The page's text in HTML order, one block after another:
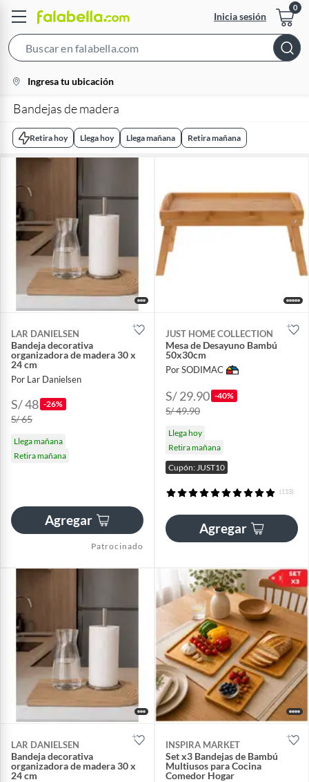
Inicia sesión
Bar
location-
icon
Ingresa tu ubicación
Bandejas de madera
Retira hoy Llega hoy Llega mañana Retira mañana
LAR DANIELSEN
Bandeja decorativa
organizadora de madera 30 x
24 cm
Por Lar Danielsen
S/ 48 -26%
S/ 65
Llega mañana
Retira mañana
Agregar
Patrocinado
JUST HOME COLLECTION
Mesa de Desayuno Bambú
50x30cm
Por SODIMAC
S/ 29.90 -40%
S/ 49.90
Llega hoy
Retira mañana
Cupón: JUST10
(113)
Agregar
LAR DANIELSEN
Bandeja decorativa
organizadora de madera 30 x
24 cm
INSPIRA MARKET
Set x3 Bandejas de Bambú
Multiusos para Cocina
Comedor Hogar